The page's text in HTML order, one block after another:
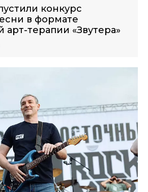
конкурс
в формате
арт-терапии «Звутера»